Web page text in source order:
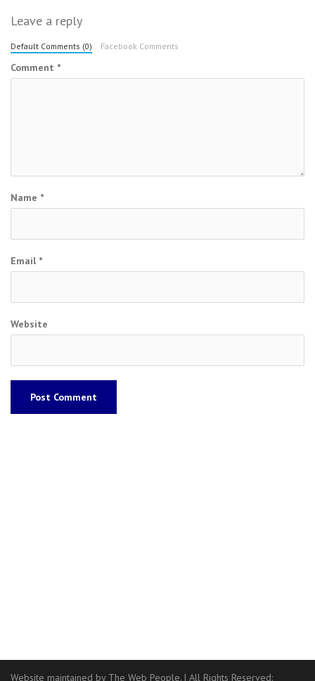
Leave a reply
Default Comments (0) Facebook Comments
Comment *
Name *
Email *
Website
Website maintained by The Web People. | All Rights Reserved: